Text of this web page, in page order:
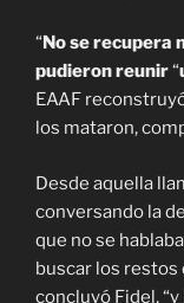
“ No se recupera
pudieron reunir“
EAAF
los mataron,
Desde aquella
conversando la
que no se
buscar los restos
concluyó Fidel,